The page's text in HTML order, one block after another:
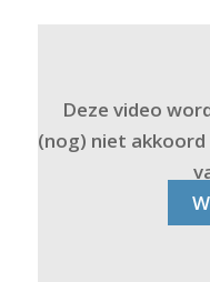
Deze video
(nog) niet